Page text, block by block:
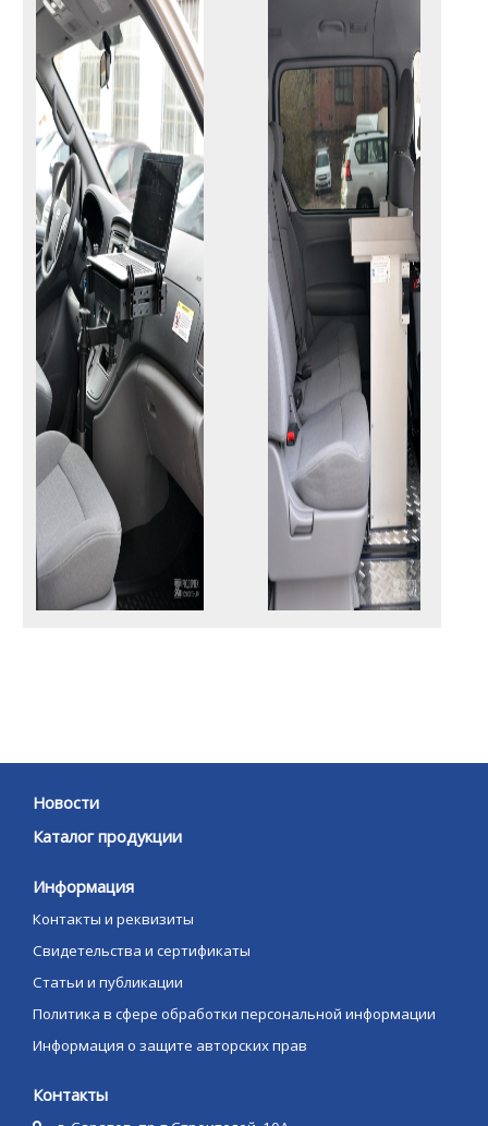
Новости
Каталог продукции
Информация
Контакты и реквизиты
Свидетельства и сертификаты
Статьи и публикации
Политика в сфере обработки персональной информации
Информация о защите авторских прав
Контакты